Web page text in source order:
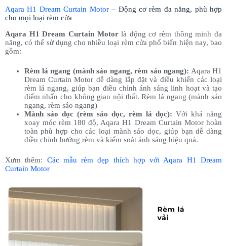
Aqara H1 Dream Curtain Motor– Động cơ rèm đa năng, phù hợp
cho mọi loại rèm cửa
Aqara H1 Dream Curtain Motorlà động cơ rèm thông minh đa
năng, có thể sử dụng cho nhiều loại rèm cửa phổ biến hiện nay, bao
gồm:
Rèm lá ngang (mành sáo ngang, rèm sáo ngang): Aqara H1
Dream Curtain Motor dễ dàng lắp đặt và điều khiển các loại
rèm lá ngang, giúp bạn điều chỉnh ánh sáng linh hoạt và tạo
điểm nhấn cho không gian nội thất. Rèm lá ngang (mành sáo
ngang, rèm sáo ngang)
Mành sáo dọc (rèm sáo dọc, rèm lá dọc): Với khả năng
xoay móc rèm 180 độ, Aqara H1 Dream Curtain Motor hoàn
toàn phù hợp cho các loại mành sáo dọc, giúp bạn dễ dàng
điều chỉnh hướng rèm và kiểm soát ánh sáng hiệu quả.
Xưm thêm: Các mẫu rèm đẹp thích hợp với Aqara H1 Dream
Curtain Motor